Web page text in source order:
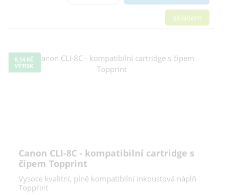
skladem
0,14 KČ
VÝTISK
Canon CLI-8C - kompatibilní cartridge s
čipem Topprint
Vysoce kvalitní, plně kompatibilní inkoustová náplň
Topprint